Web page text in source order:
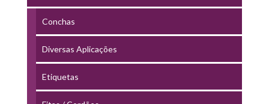
Conchas
Diversas Aplicações
Etiquetas